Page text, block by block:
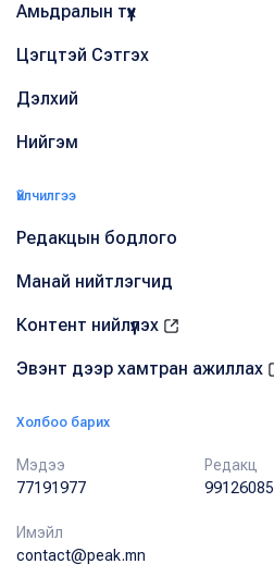
Амьдралын түүх
Цэгцтэй Сэтгэх
Дэлхий
Нийгэм
Үйлчилгээ
Редакцын бодлого
Манай нийтлэгчид
Контент нийлүүлэх
Эвэнт дээр хамтран ажиллах
Холбоо барих
Мэдээ
77191977
Редакц
99126085
Имэйл
contact@peak.mn